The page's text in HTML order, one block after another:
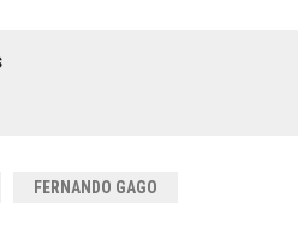
FERNANDO GAGO